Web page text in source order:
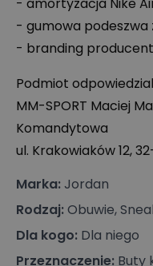
- amortyzacja Nike
- gumowa podeszwa
- branding
Podmiot
MM-SPORT Maciej
Komandytowa
ul. Krakowiaków 12,
Marka: Jordan
Rodzaj:Obuwie,
Dla kogo: Dla niego
Przeznaczenie: Buty